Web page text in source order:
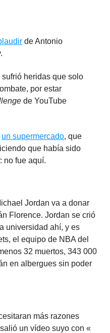
de Antonio
sufrió heridas que solo
por estar
de YouTube
un supermercado, que
que había sido
: no fue aquí.
Jordan va a donar
Florence. Jordan se crió
universidad ahí, y es
el equipo de NBA del
32 muertos, 343 000
en albergues sin poder
más razones
un vídeo suyo con «